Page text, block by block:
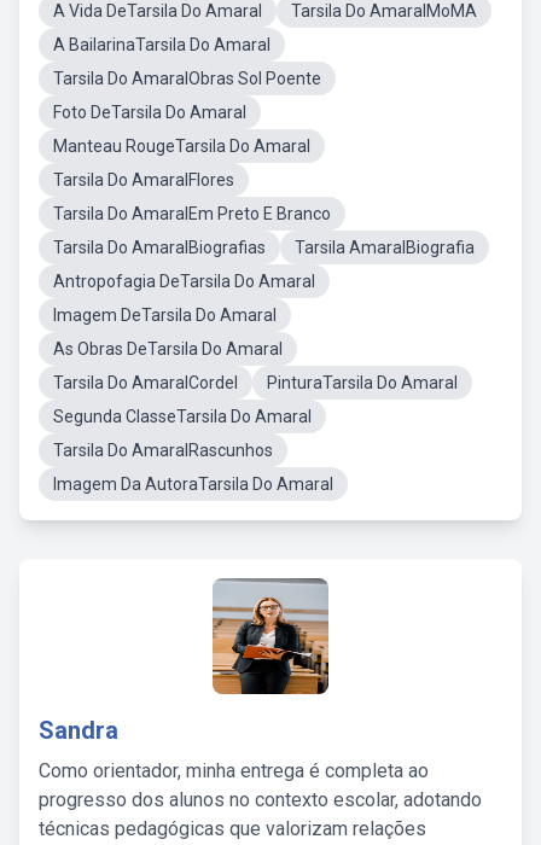
A Vida DeTarsila Do Amaral
Tarsila Do AmaralMoMA
A BailarinaTarsila Do Amaral
Tarsila Do AmaralObras Sol Poente
Foto DeTarsila Do Amaral
Manteau RougeTarsila Do Amaral
Tarsila Do AmaralFlores
Tarsila Do AmaralEm Preto E Branco
Tarsila Do AmaralBiografias
Tarsila AmaralBiografia
Antropofagia DeTarsila Do Amaral
Imagem DeTarsila Do Amaral
As Obras DeTarsila Do Amaral
Tarsila Do AmaralCordel
PinturaTarsila Do Amaral
Segunda ClasseTarsila Do Amaral
Tarsila Do AmaralRascunhos
Imagem Da AutoraTarsila Do Amaral
Sandra
Como orientador, minha entrega é completa ao
progresso dos alunos no contexto escolar, adotando
técnicas pedagógicas que valorizam relações